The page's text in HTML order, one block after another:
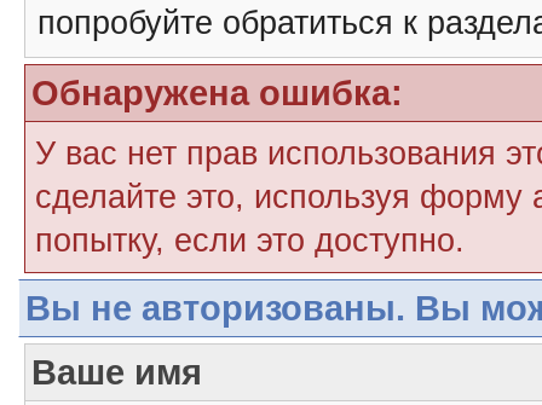
попробуйте обратиться к
Обнаружена ошибка:
У вас нет прав использования
сделайте это, используя форму
попытку, если это доступно.
Вы не авторизованы. Вы
Ваше имя